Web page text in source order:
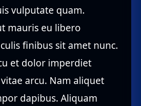
vulputate quam.
mauris eu libero
finibus sit amet nunc.
et dolor imperdiet
arcu. Nam aliquet
dapibus. Aliquam